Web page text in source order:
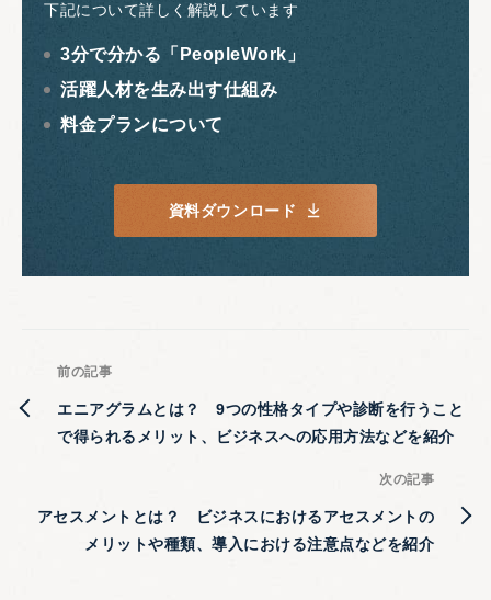
下記について詳しく解説しています
3分で分かる「PeopleWork」
活躍人材を生み出す仕組み
料金プランについて
資料ダウンロード
前の記事
エニアグラムとは？ 9つの性格タイプや診断を行うこと
で得られるメリット、ビジネスへの応用方法などを紹介
次の記事
アセスメントとは？ ビジネスにおけるアセスメントの
メリットや種類、導入における注意点などを紹介